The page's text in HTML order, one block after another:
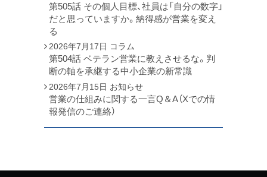
第505話 その個人目標、社員は「自分の数字」
だと思っていますか。納得感が営業を変え
る
2026年7月17日 コラム
第504話 ベテラン営業に教えさせるな。判
断の軸を承継する中小企業の新常識
2026年7月15日 お知らせ
営業の仕組みに関する一言Q＆A（Xでの情
報発信のご連絡）